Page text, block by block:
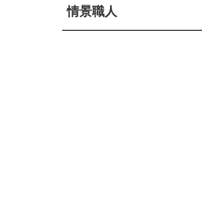
情景職人